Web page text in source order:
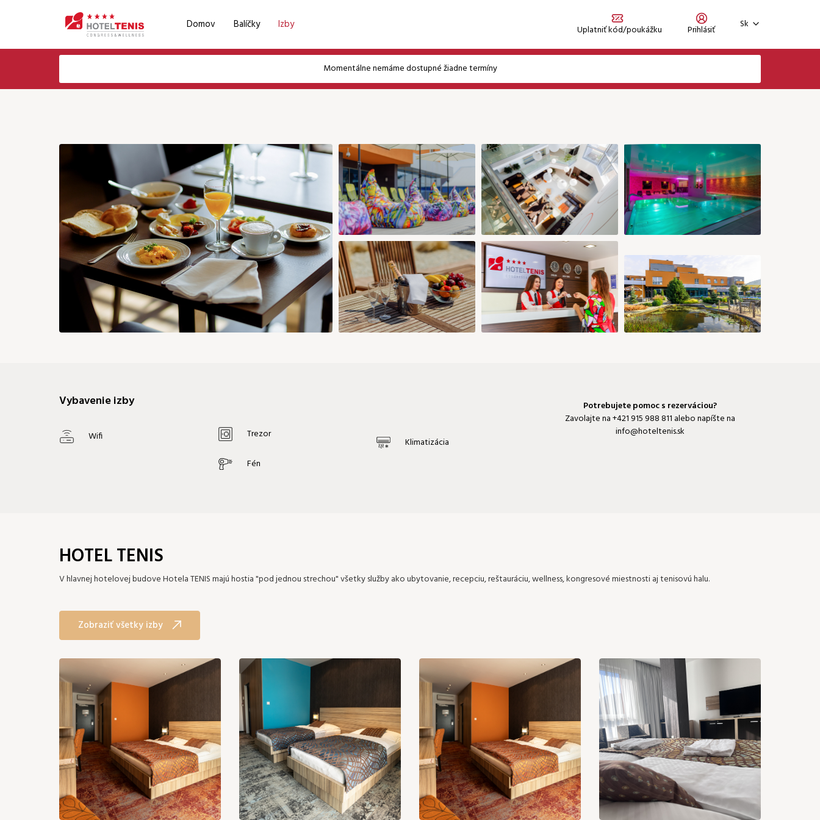
Domov Balíčky Izby Uplatniť kód/poukážku
Prihlásiť
Zaregistrujte sa
Zabudli ste heslo?
Email Heslo Prihlásiť sa
Pokračovať bez prihlásenia
Sk
Momentálne nemáme dostupné žiadne termíny
Vybavenie izby
Wifi Trezor
Fén
Klimatizácia
Potrebujete pomoc s rezerváciou?
Zavolajte na+421 915 988 811 alebo napíšte na
info@hoteltenis.sk
HOTEL TENIS
V hlavnej hotelovej budove Hotela TENIS majú hostia "pod jednou strechou" všetky služby ako ubytovanie, recepciu, reštauráciu, wellness, kongresové miestnosti aj tenisovú halu.
Zobraziť všetky izby
Voľba jazyka